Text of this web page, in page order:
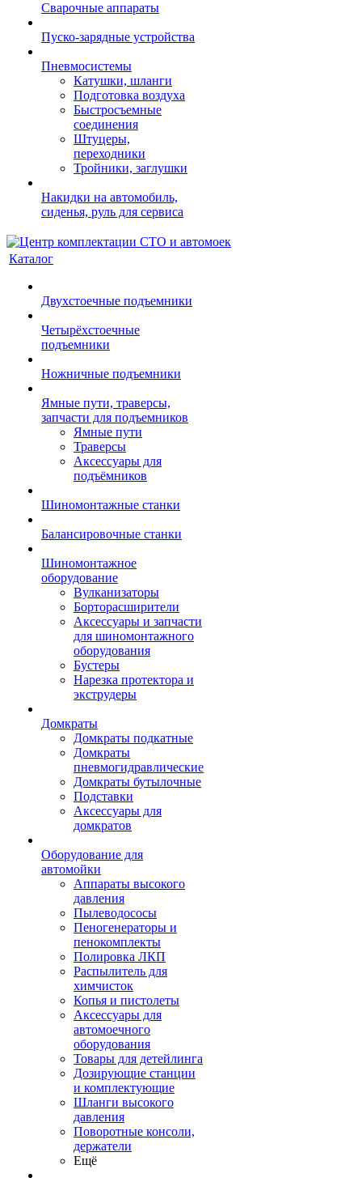
Сварочные аппараты
Пуско-зарядные устройства
Пневмосистемы
Катушки, шланги
Подготовка воздуха
Быстросъемные
соединения
Штуцеры,
переходники
Тройники, заглушки
Накидки на автомобиль,
сиденья, руль для сервиса
Каталог
Двухстоечные подъемники
Четырёхстоечные
подъемники
Ножничные подъемники
Ямные пути, траверсы,
запчасти для подъемников
Ямные пути
Траверсы
Аксессуары для
подъёмников
Шиномонтажные станки
Балансировочные станки
Шиномонтажное
оборудование
Вулканизаторы
Борторасширители
Аксессуары и запчасти
для шиномонтажного
оборудования
Бустеры
Нарезка протектора и
экструдеры
Домкраты
Домкраты подкатные
Домкраты
пневмогидравлические
Домкраты бутылочные
Подставки
Аксессуары для
домкратов
Оборудование для
автомойки
Аппараты высокого
давления
Пылеводососы
Пеногенераторы и
пенокомплекты
Полировка ЛКП
Распылитель для
химчисток
Копья и пистолеты
Аксессуары для
автомоечного
оборудования
Товары для детейлинга
Дозирующие станции
и комплектующие
Шланги высокого
давления
Поворотные консоли,
держатели
Ещё